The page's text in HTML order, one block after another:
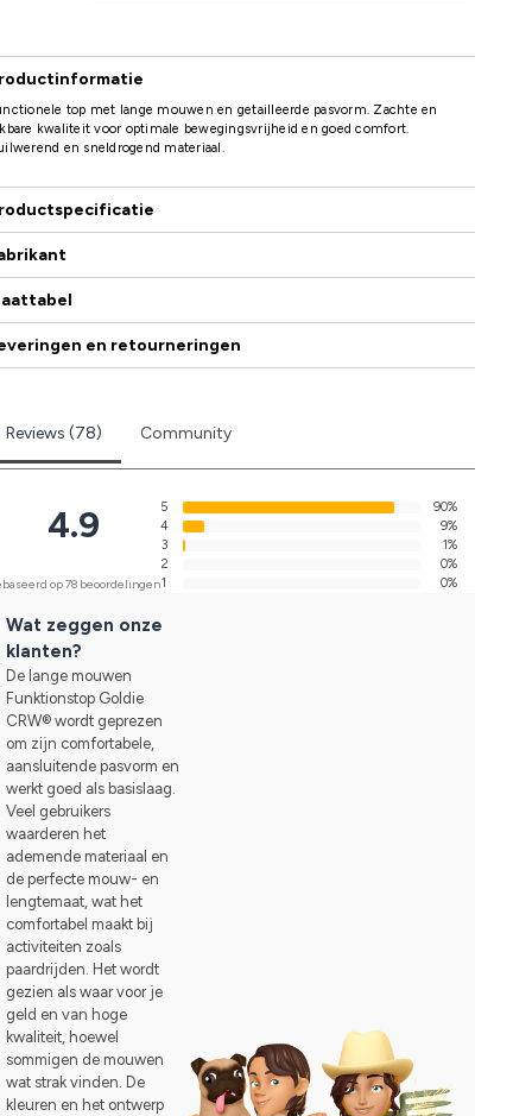
top met lange mouwen en getailleerde pasvorm. Zachte en
kwaliteit voor optimale bewegingsvrijheid en goed comfort.
en sneldrogend materiaal.
en retourneringen
Reviews (78) Community
4.9
op 78 beoordelingen
5
90%
4
9%
3
1%
2
0%
1
0%
Wat zeggen onze
klanten?
De lange mouwen
Funktionstop Goldie
CRW® wordt geprezen
om zijn comfortabele,
aansluitende pasvorm en
werkt goed als basislaag.
Veel gebruikers
waarderen het
ademende materiaal en
de perfecte mouw- en
lengtemaat, wat het
comfortabel maakt bij
activiteiten zoals
paardrijden. Het wordt
gezien als waar voor je
geld en van hoge
kwaliteit, hoewel
sommigen de mouwen
wat strak vinden. De
kleuren en het ontwerp